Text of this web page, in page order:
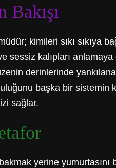
kimileri sıkı sıkıya
sessiz kalıpları
derinlerinde
başka bir sistemin
sağlar.
yerine yumurtasını